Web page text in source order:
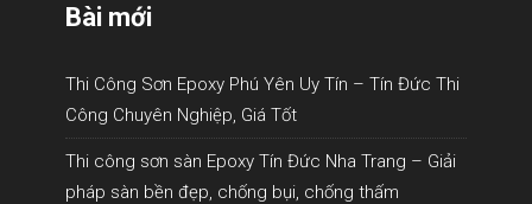
Bài mới
Thi Công Sơn Epoxy Phú Yên Uy Tín – Tín Đức Thi
Công Chuyên Nghiệp, Giá Tốt
Thi công sơn sàn Epoxy Tín Đức Nha Trang – Giải
pháp sàn bền đẹp, chống bụi, chống thấm